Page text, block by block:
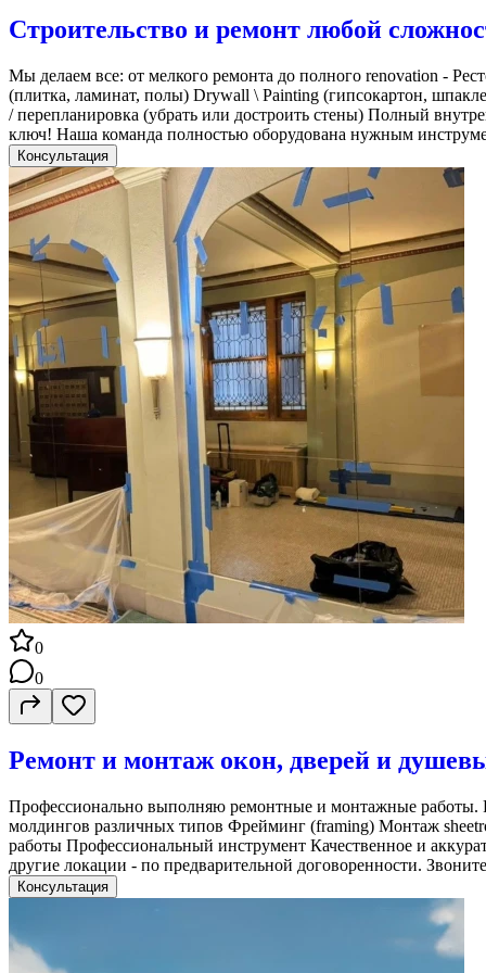
Строительство и ремонт любой
Мы делаем все: от мелкого ремонта до полного renovation -
(плитка, ламинат, полы) Drywall \ Painting (гипсокартон,
/ перепланировка (убрать или достроить стены) Полный
ключ! Наша команда полностью оборудована нужным
Консультация
0
0
Ремонт и монтаж окон, дверей и
Профессионально выполняю ремонтные и монтажные работы.
молдингов различных типов Фрейминг (framing) Монтаж
работы Профессиональный инструмент Качественное и
другие локации - по предварительной договоренности.
Консультация